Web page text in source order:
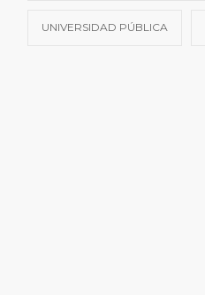
UNIVERSIDAD PÚBLICA